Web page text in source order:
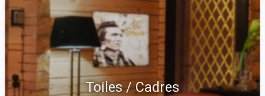
Toiles / Cadres